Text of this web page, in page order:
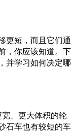
更短，而且它们通
，你应该知道。下
并学习如何决定哪
、更大体积的轮
石车也有较短的车